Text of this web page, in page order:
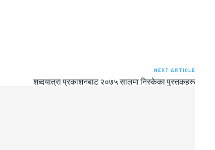
NEXT ARTICLE
शब्दयात्रा प्रकाशनबाट २०७५ सालमा निस्केका पुस्तकहरू